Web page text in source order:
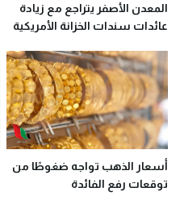
المعدن الأصفر يتراجع مع زيادة
عائدات سندات الخزانة الأمريكية
أسعار الذهب تواجه ضغوطًا من
توقعات رفع الفائدة